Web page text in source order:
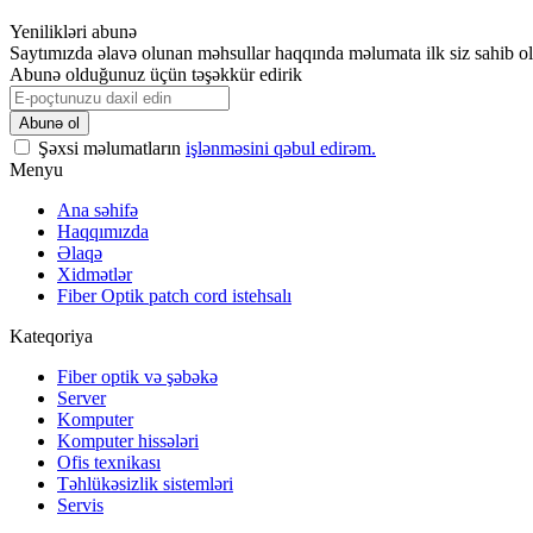
Yenilikləri abunə
Saytımızda əlavə olunan məhsullar haqqında məlumata ilk siz sahib
Abunə olduğunuz üçün təşəkkür edirik
Şəxsi məlumatların işlənməsini qəbul edirəm.
Menyu
Ana səhifə
Haqqımızda
Əlaqə
Xidmətlər
Fiber Optik patch cord istehsalı
Kateqoriya
Fiber optik və şəbəkə
Server
Komputer
Komputer hissələri
Ofis texnikası
Təhlükəsizlik sistemləri
Servis